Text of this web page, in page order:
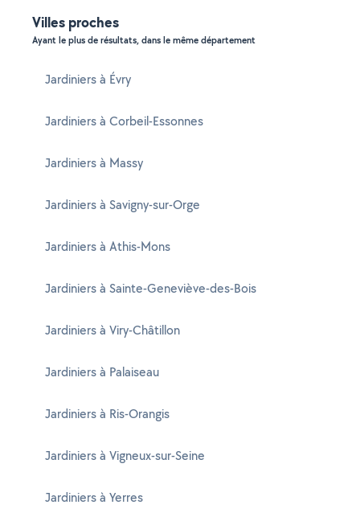
Villes proches
Ayant le plus de résultats, dans le même département
Jardiniers à Évry
Jardiniers à Corbeil-Essonnes
Jardiniers à Massy
Jardiniers à Savigny-sur-Orge
Jardiniers à Athis-Mons
Jardiniers à Sainte-Geneviève-des-Bois
Jardiniers à Viry-Châtillon
Jardiniers à Palaiseau
Jardiniers à Ris-Orangis
Jardiniers à Vigneux-sur-Seine
Jardiniers à Yerres